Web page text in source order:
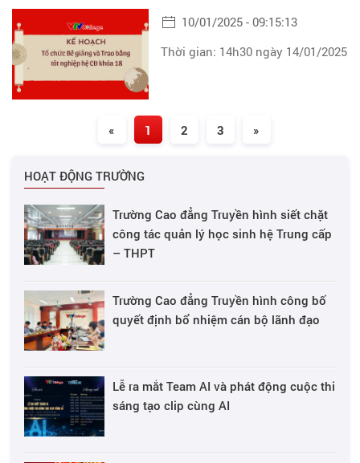
10/01/2025 - 09:15:13
Thời gian: 14h30 ngày 14/01/2025
« 1 2 3 »
HOẠT ĐỘNG TRƯỜNG
Trường Cao đẳng Truyền hình siết chặt
công tác quản lý học sinh hệ Trung cấp
– THPT
Trường Cao đẳng Truyền hình công bố
quyết định bổ nhiệm cán bộ lãnh đạo
Lễ ra mắt Team AI và phát động cuộc thi
sáng tạo clip cùng AI